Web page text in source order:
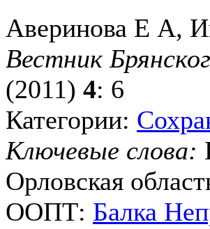
Аверинова Е А,
Вестник
(2011) 4: 6
Категории:
Ключевые слова:
Орловская
ООПТ: Балка